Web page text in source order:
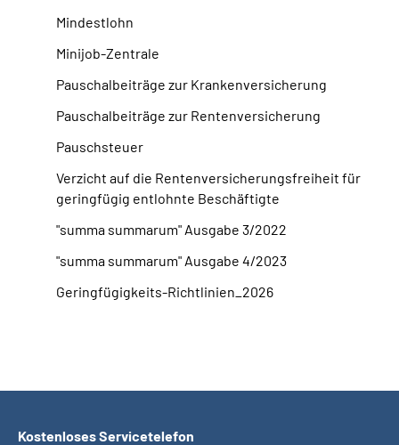
Mindestlohn
Minijob-Zentrale
Pauschalbeiträge zur Krankenversicherung
Pauschalbeiträge zur Rentenversicherung
Pauschsteuer
Verzicht auf die Rentenversicherungsfreiheit für
geringfügig entlohnte Beschäftigte
"summa summarum" Ausgabe 3/2022
"summa summarum" Ausgabe 4/2023
Geringfügigkeits-Richtlinien_2026
Kostenloses Servicetelefon